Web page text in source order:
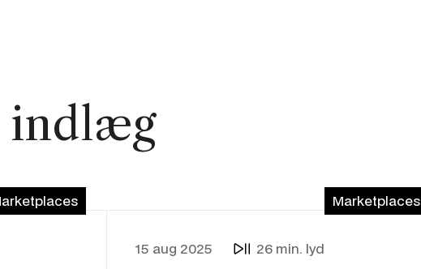
indlæg
Marketplaces
15 aug 2025 26 min. lyd